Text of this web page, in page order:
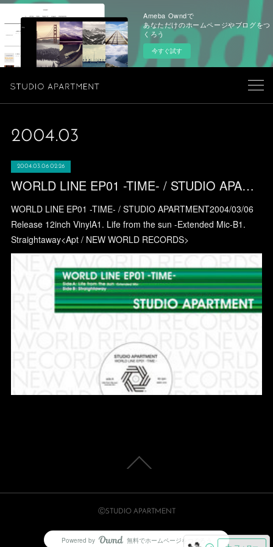
Ameba Owndで
あなただけのホームページやブログをつ
くろう
今すぐ試す
2004.03
2004.03.06 02:26
WORLD LINE EP01 -TIME- / STUDIO APARTMENT
WORLD LINE EP01 -TIME- / STUDIO APARTMENT2004/03/06
Release 12inch VinylA1. Life from the sun -Extended Mic-B1.
Straightaway<Apt / NEW WORLD RECORDS>
ⒸSTUDIO APARTMENT
Powered by AmebaOwnd
無料でホームページをつくろう